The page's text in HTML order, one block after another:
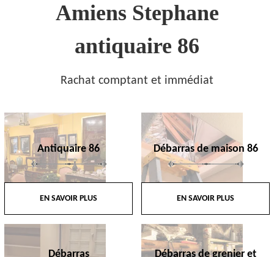
Amiens Stephane
antiquaire 86
Rachat comptant et immédiat
Antiquaire 86
EN SAVOIR PLUS
Débarras de maison 86
EN SAVOIR PLUS
Débarras
Débarras de grenier et